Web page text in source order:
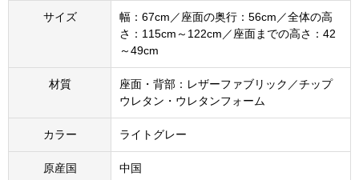
サイズ
幅：67cm／座面の奥行：56cm／全体の高
さ：115cm～122cm／座面までの高さ：42
～49cm
材質
座面・背部：レザーファブリック／チップ
ウレタン・ウレタンフォーム
カラー ライトグレー
原産国 中国